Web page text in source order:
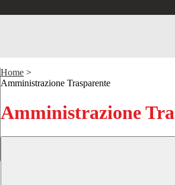
Home >
Amministrazione Trasparente
Amministrazione